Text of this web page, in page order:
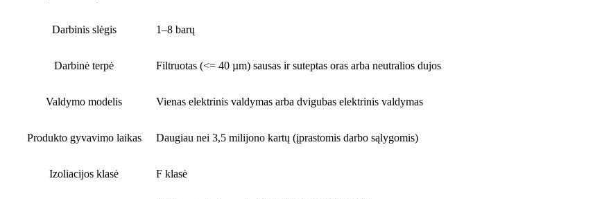
Darbinis slėgis 1–8 barų
Darbinė terpė Filtruotas (<= 40 µm) sausas ir suteptas oras arba neutralios dujos
Valdymo modelis Vienas elektrinis valdymas arba dvigubas elektrinis valdymas
Produkto gyvavimo laikas Daugiau nei 3,5 milijono kartų (įprastomis darbo sąlygomis)
Izoliacijos klasė F klasė